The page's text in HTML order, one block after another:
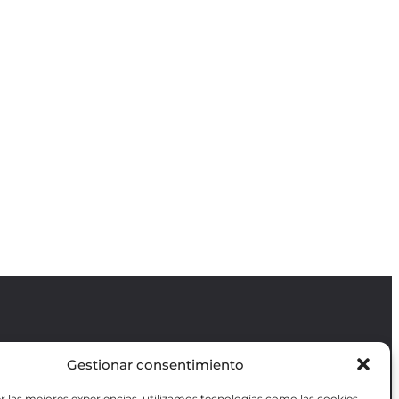
Gestionar consentimiento
Revista GODOT
es una revista